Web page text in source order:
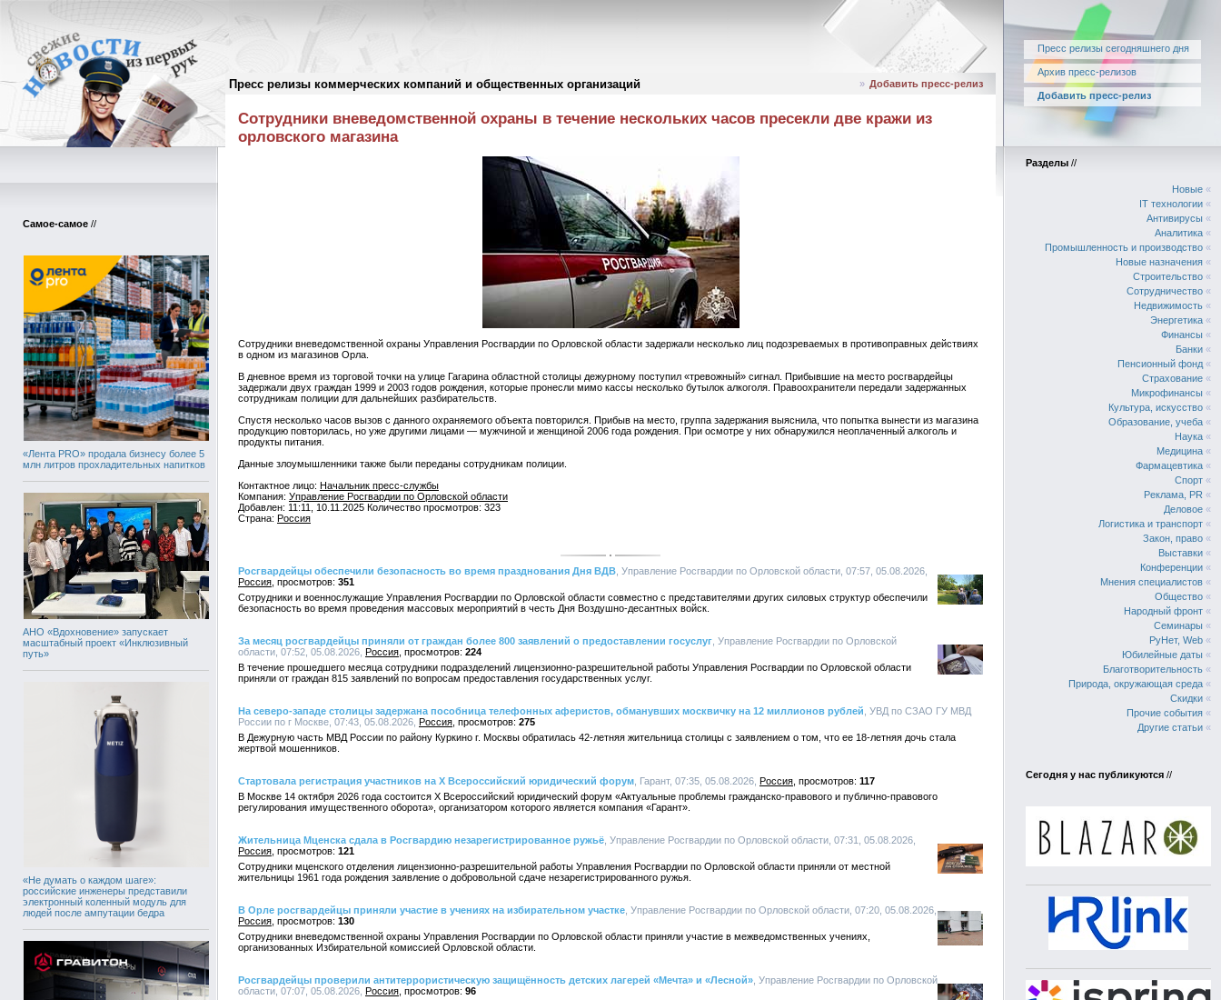
Пресс релизы коммерческих компаний и общественных организаций
Пресс релизы сегодняшнего дня
Архив пресс-релизов
Добавить пресс-релиз
Самое-самое //
«Лента PRO» продала бизнесу более 5
млн литров прохладительных напитков
АНО «Вдохновение» запускает
масштабный проект «Инклюзивный
путь»
«Не думать о каждом шаге»:
российские инженеры представили
электронный коленный модуль для
людей после ампутации бедра
Пресс-релизы// » Добавить пресс-релиз
Сотрудники вневедомственной охраны в течение нескольких часов пресекли две кражи из
орловского магазина
Сотрудники вневедомственной охраны Управления Росгвардии по Орловской области задержали несколько лиц подозреваемых в противоправных действиях
в одном из магазинов Орла.
В дневное время из торговой точки на улице Гагарина областной столицы дежурному поступил «тревожный» сигнал. Прибывшие на место росгвардейцы
задержали двух граждан 1999 и 2003 годов рождения, которые пронесли мимо кассы несколько бутылок алкоголя. Правоохранители передали задержанных
сотрудникам полиции для дальнейших разбирательств.
Спустя несколько часов вызов с данного охраняемого объекта повторился. Прибыв на место, группа задержания выяснила, что попытка вынести из магазина
продукцию повторилась, но уже другими лицами — мужчиной и женщиной 2006 года рождения. При осмотре у них обнаружился неоплаченный алкоголь и
продукты питания.
Данные злоумышленники также были переданы сотрудникам полиции.
Контактное лицо: Начальник пресс-службы
Компания: Управление Росгвардии по Орловской области
Добавлен: 11:11, 10.11.2025 Количество просмотров: 323
Страна: Россия
Росгвардейцы обеспечили безопасность во время празднования Дня ВДВ , Управление Росгвардии по Орловской области, 07:57, 05.08.2026,
Россия
351
Сотрудники и военнослужащие Управления Росгвардии по Орловской области совместно с представителями других силовых структур обеспечили
безопасность во время проведения массовых мероприятий в честь Дня Воздушно-десантных войск.
За месяц росгвардейцы приняли от граждан более 800 заявлений о предоставлении госуслуг , Управление Росгвардии по Орловской
области, 07:52, 05.08.2026, Россия
224
В течение прошедшего месяца сотрудники подразделений лицензионно-разрешительной работы Управления Росгвардии по Орловской области
приняли от граждан 815 заявлений по вопросам предоставления государственных услуг.
На северо-западе столицы задержана пособница телефонных аферистов, обманувших москвичку на 12 миллионов рублей , УВД по СЗАО ГУ МВД
России по г Москве, 07:43, 05.08.2026, Россия
275
В Дежурную часть МВД России по району Куркино г. Москвы обратилась 42-летняя жительница столицы с заявлением о том, что ее 18-летняя дочь стала
жертвой мошенников.
Стартовала регистрация участников на X Всероссийский юридический форум , Гарант, 07:35, 05.08.2026, Россия
117
В Москве 14 октября 2026 года состоится X Всероссийский юридический форум «Актуальные проблемы гражданско-правового и публично-правового
регулирования имущественного оборота», организатором которого является компания «Гарант».
Жительница Мценска сдала в Росгвардию незарегистрированное ружьё , Управление Росгвардии по Орловской области, 07:31, 05.08.2026,
Россия
121
Сотрудники мценского отделения лицензионно-разрешительной работы Управления Росгвардии по Орловской области приняли от местной
жительницы 1961 года рождения заявление о добровольной сдаче незарегистрированного ружья.
В Орле росгвардейцы приняли участие в учениях на избирательном участке , Управление Росгвардии по Орловской области, 07:20, 05.08.2026,
Россия
130
Сотрудники вневедомственной охраны Управления Росгвардии по Орловской области приняли участие в межведомственных учениях,
организованных Избирательной комиссией Орловской области.
Росгвардейцы проверили антитеррористическую защищённость детских лагерей «Мечта» и «Лесной» , Управление Росгвардии по Орловской
области, 07:07, 05.08.2026, Россия
96
Разделы //
Новые «
IT технологии «
Антивирусы «
Аналитика «
Промышленность и производство «
Новые назначения «
Строительство «
Сотрудничество «
Недвижимость «
Энергетика «
Финансы «
Банки «
Пенсионный фонд «
Страхование «
Микрофинансы «
Культура, искусство «
Образование, учеба «
Наука «
Медицина «
Фармацевтика «
Спорт «
Реклама, PR «
Деловое «
Логистика и транспорт «
Закон, право «
Выставки «
Конференции «
Мнения специалистов «
Общество «
Народный фронт «
Семинары «
РуНет, Web «
Юбилейные даты «
Благотворительность «
Природа, окружающая среда «
Скидки «
Прочие события «
Другие статьи «
Сегодня у нас публикуются //